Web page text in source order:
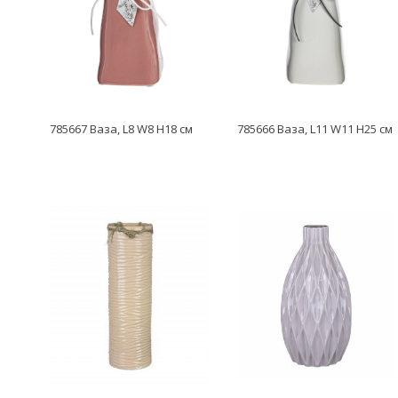
785667 Ваза, L8 W8 H18 см 785666 Ваза, L11 W11 H25 см